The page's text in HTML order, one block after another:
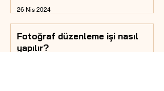
26 Nis 2024
Fotoğraf düzenleme işi nasıl
yapılır?